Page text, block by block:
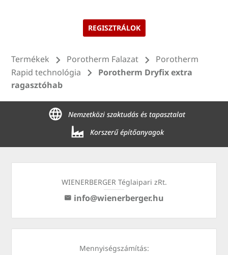
REGISZTRÁLOK
Termékek Porotherm Falazat
Porotherm
Rapid technológia
Porotherm Dryfix extra
ragasztóhab
Nemzetközi szaktudás és tapasztalat
Korszerű építőanyagok
WIENERBERGER Téglaipari zRt.
info@wienerberger.hu
Mennyiségszámítás: